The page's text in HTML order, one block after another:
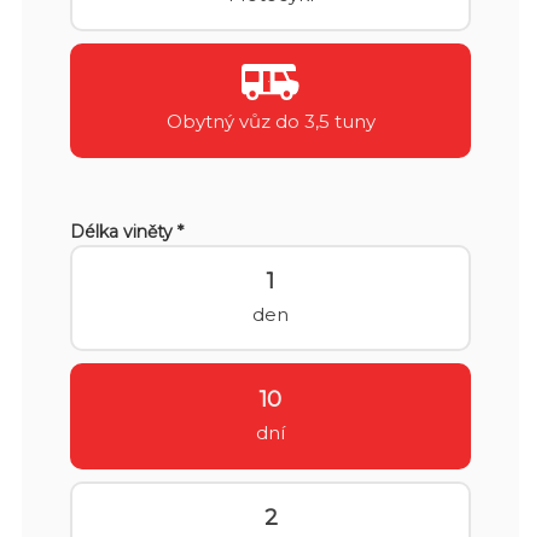
Obytný vůz do 3,5 tuny
Délka viněty *
1
den
10
dní
2